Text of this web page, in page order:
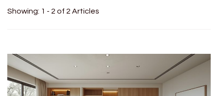
Showing: 1 - 2 of 2 Articles